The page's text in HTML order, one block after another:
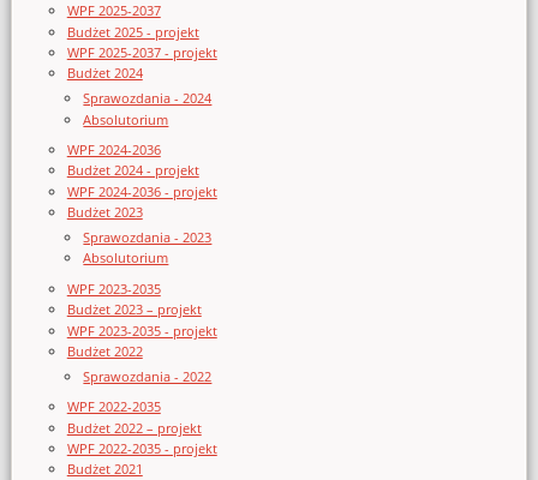
WPF 2025-2037
Budżet 2025 - projekt
WPF 2025-2037 - projekt
Budżet 2024
Sprawozdania - 2024
Absolutorium
WPF 2024-2036
Budżet 2024 - projekt
WPF 2024-2036 - projekt
Budżet 2023
Sprawozdania - 2023
Absolutorium
WPF 2023-2035
Budżet 2023 – projekt
WPF 2023-2035 - projekt
Budżet 2022
Sprawozdania - 2022
WPF 2022-2035
Budżet 2022 – projekt
WPF 2022-2035 - projekt
Budżet 2021